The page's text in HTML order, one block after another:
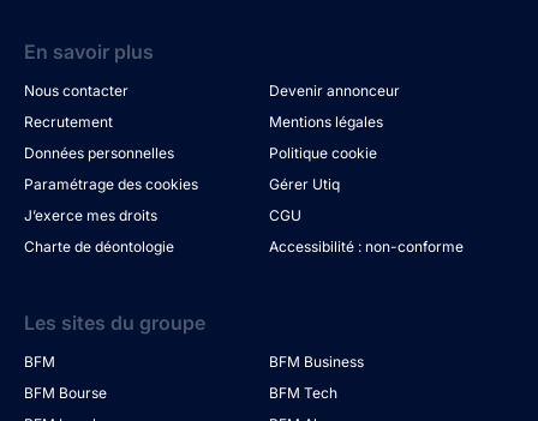
En savoir plus
Nous contacter
Devenir annonceur
Recrutement
Mentions légales
Données personnelles
Politique cookie
Paramétrage des cookies
Gérer Utiq
J’exerce mes droits
CGU
Charte de déontologie
Accessibilité : non-conforme
Les sites du groupe
BFM
BFM Business
BFM Bourse
BFM Tech